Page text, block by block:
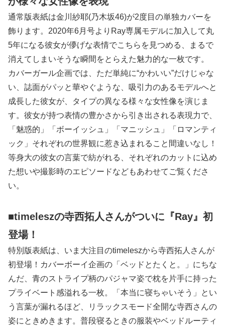
通常版表紙は金川紗耶(乃木坂46)が2度目の単独カバーを
飾ります。2020年6月号よりRay専属モデルに加入して丸
5年になる彼女が儚げな表情でこちらを見つめる、まるで
消えてしまいそうな瞬間をとらえた魅力的な一枚です。
カバーガール企画では、ただ単純に“かわいい”だけじゃな
い、誌面がパッと華やぐような、吸引力のあるモデルへと
成長した彼女が、タイプの異なる様々な女性像を演じま
す。彼女が持つ表情の豊かさから引き出される表現力で、
「魅惑的」「ボーイッシュ」「マニッシュ」「ロマンティ
ック」それぞれの世界観に惹き込まれること間違いなし！
等身大の彼女の言葉で紡がれる、それぞれのカットに込め
た想いや撮影時のエピソードなどもあわせてご覧くださ
い。
■timeleszの寺西拓人さんがついに『Ray』初
登場！
特別版表紙は、いま大注目のtimeleszから寺西拓人さんが
初登場！カバーボーイ企画の「ベッドとたくと。」にちな
んだ、青のストライプ柄のパジャマ姿で枕を片手に持った
プライベート感溢れる一枚。「本当に寝ちゃいそう」とい
う言葉が漏れるほど、リラックスモード全開な寺西さんの
姿にときめきます。普段寝るときの服装やベッドルーティ